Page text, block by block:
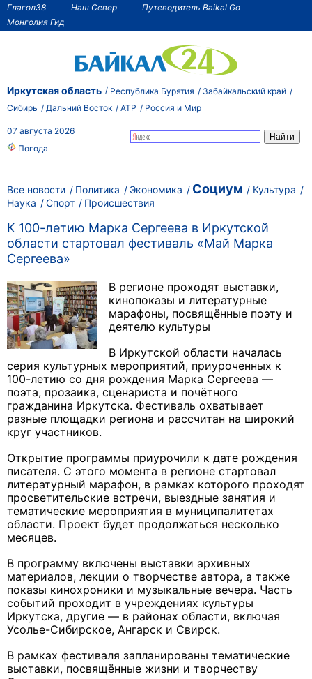
Глагол38 Наш Север
Путеводитель Baikal Go
Монголия Гид
Иркутская область Республика Бурятия
Забайкальский край
Сибирь
Дальний Восток АТР Россия и Мир
07 августа 2026
Погода
Все новости Политика Экономика Социум
Культура
Наука
Спорт Происшествия
К 100-летию Марка Сергеева в Иркутской
области стартовал фестиваль «Май Марка
Сергеева»
В регионе проходят выставки,
кинопоказы и литературные
марафоны, посвящённые поэту и
деятелю культуры
В Иркутской области началась
серия культурных мероприятий, приуроченных к
100-летию со дня рождения Марка Сергеева —
поэта, прозаика, сценариста и почётного
гражданина Иркутска. Фестиваль охватывает
разные площадки региона и рассчитан на широкий
круг участников.
Открытие программы приурочили к дате рождения
писателя. С этого момента в регионе стартовал
литературный марафон, в рамках которого проходят
просветительские встречи, выездные занятия и
тематические мероприятия в муниципалитетах
области. Проект будет продолжаться несколько
месяцев.
В программу включены выставки архивных
материалов, лекции о творчестве автора, а также
показы кинохроники и музыкальные вечера. Часть
событий проходит в учреждениях культуры
Иркутска, другие — в районах области, включая
Усолье-Сибирское, Ангарск и Свирск.
В рамках фестиваля запланированы тематические
выставки, посвящённые жизни и творчеству